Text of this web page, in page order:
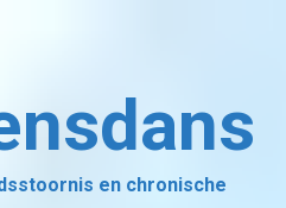
en chronische